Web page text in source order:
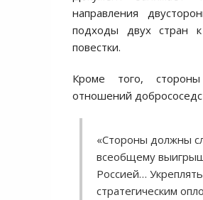
направления
подходы двух стран
повестки.
Кроме того,
отношений
«Стороны должны
всеобщему
Россией…
стратегическим